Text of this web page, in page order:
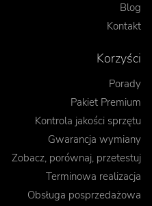
Blog
Kontakt
Korzyści
Porady
Pakiet Premium
Kontrola jakości sprzętu
Gwarancja wymiany
Zobacz, porównaj, przetestuj
Terminowa realizacja
Obsługa posprzedażowa